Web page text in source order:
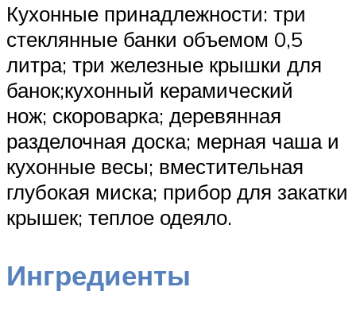
Кухонные принадлежности: три
стеклянные банки объемом 0,5
литра; три железные крышки для
банок;кухонный керамический
нож; скороварка; деревянная
разделочная доска; мерная чаша и
кухонные весы; вместительная
глубокая миска; прибор для закатки
крышек; теплое одеяло.
Ингредиенты